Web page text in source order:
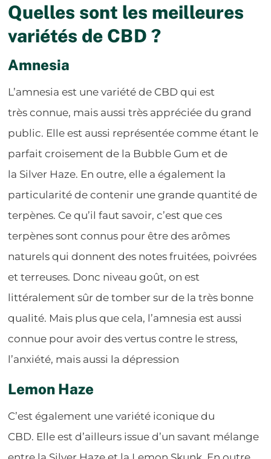
Quelles sont les meilleures
variétés de CBD ?
Amnesia
L’amnesia est une variété de CBD qui est
très connue, mais aussi très appréciée du grand
public. Elle est aussi représentée comme étant le
parfait croisement de la Bubble Gum et de
la Silver Haze. En outre, elle a également la
particularité de contenir une grande quantité de
terpènes. Ce qu’il faut savoir, c’est que ces
terpènes sont connus pour être des arômes
naturels qui donnent des notes fruitées, poivrées
et terreuses. Donc niveau goût, on est
littéralement sûr de tomber sur de la très bonne
qualité. Mais plus que cela, l’amnesia est aussi
connue pour avoir des vertus contre le stress,
l’anxiété, mais aussi la dépression
Lemon Haze
C’est également une variété iconique du
CBD. Elle est d’ailleurs issue d’un savant mélange